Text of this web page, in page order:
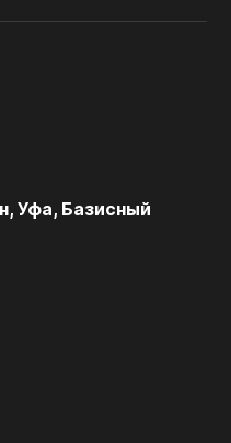
Уфа, Базисный